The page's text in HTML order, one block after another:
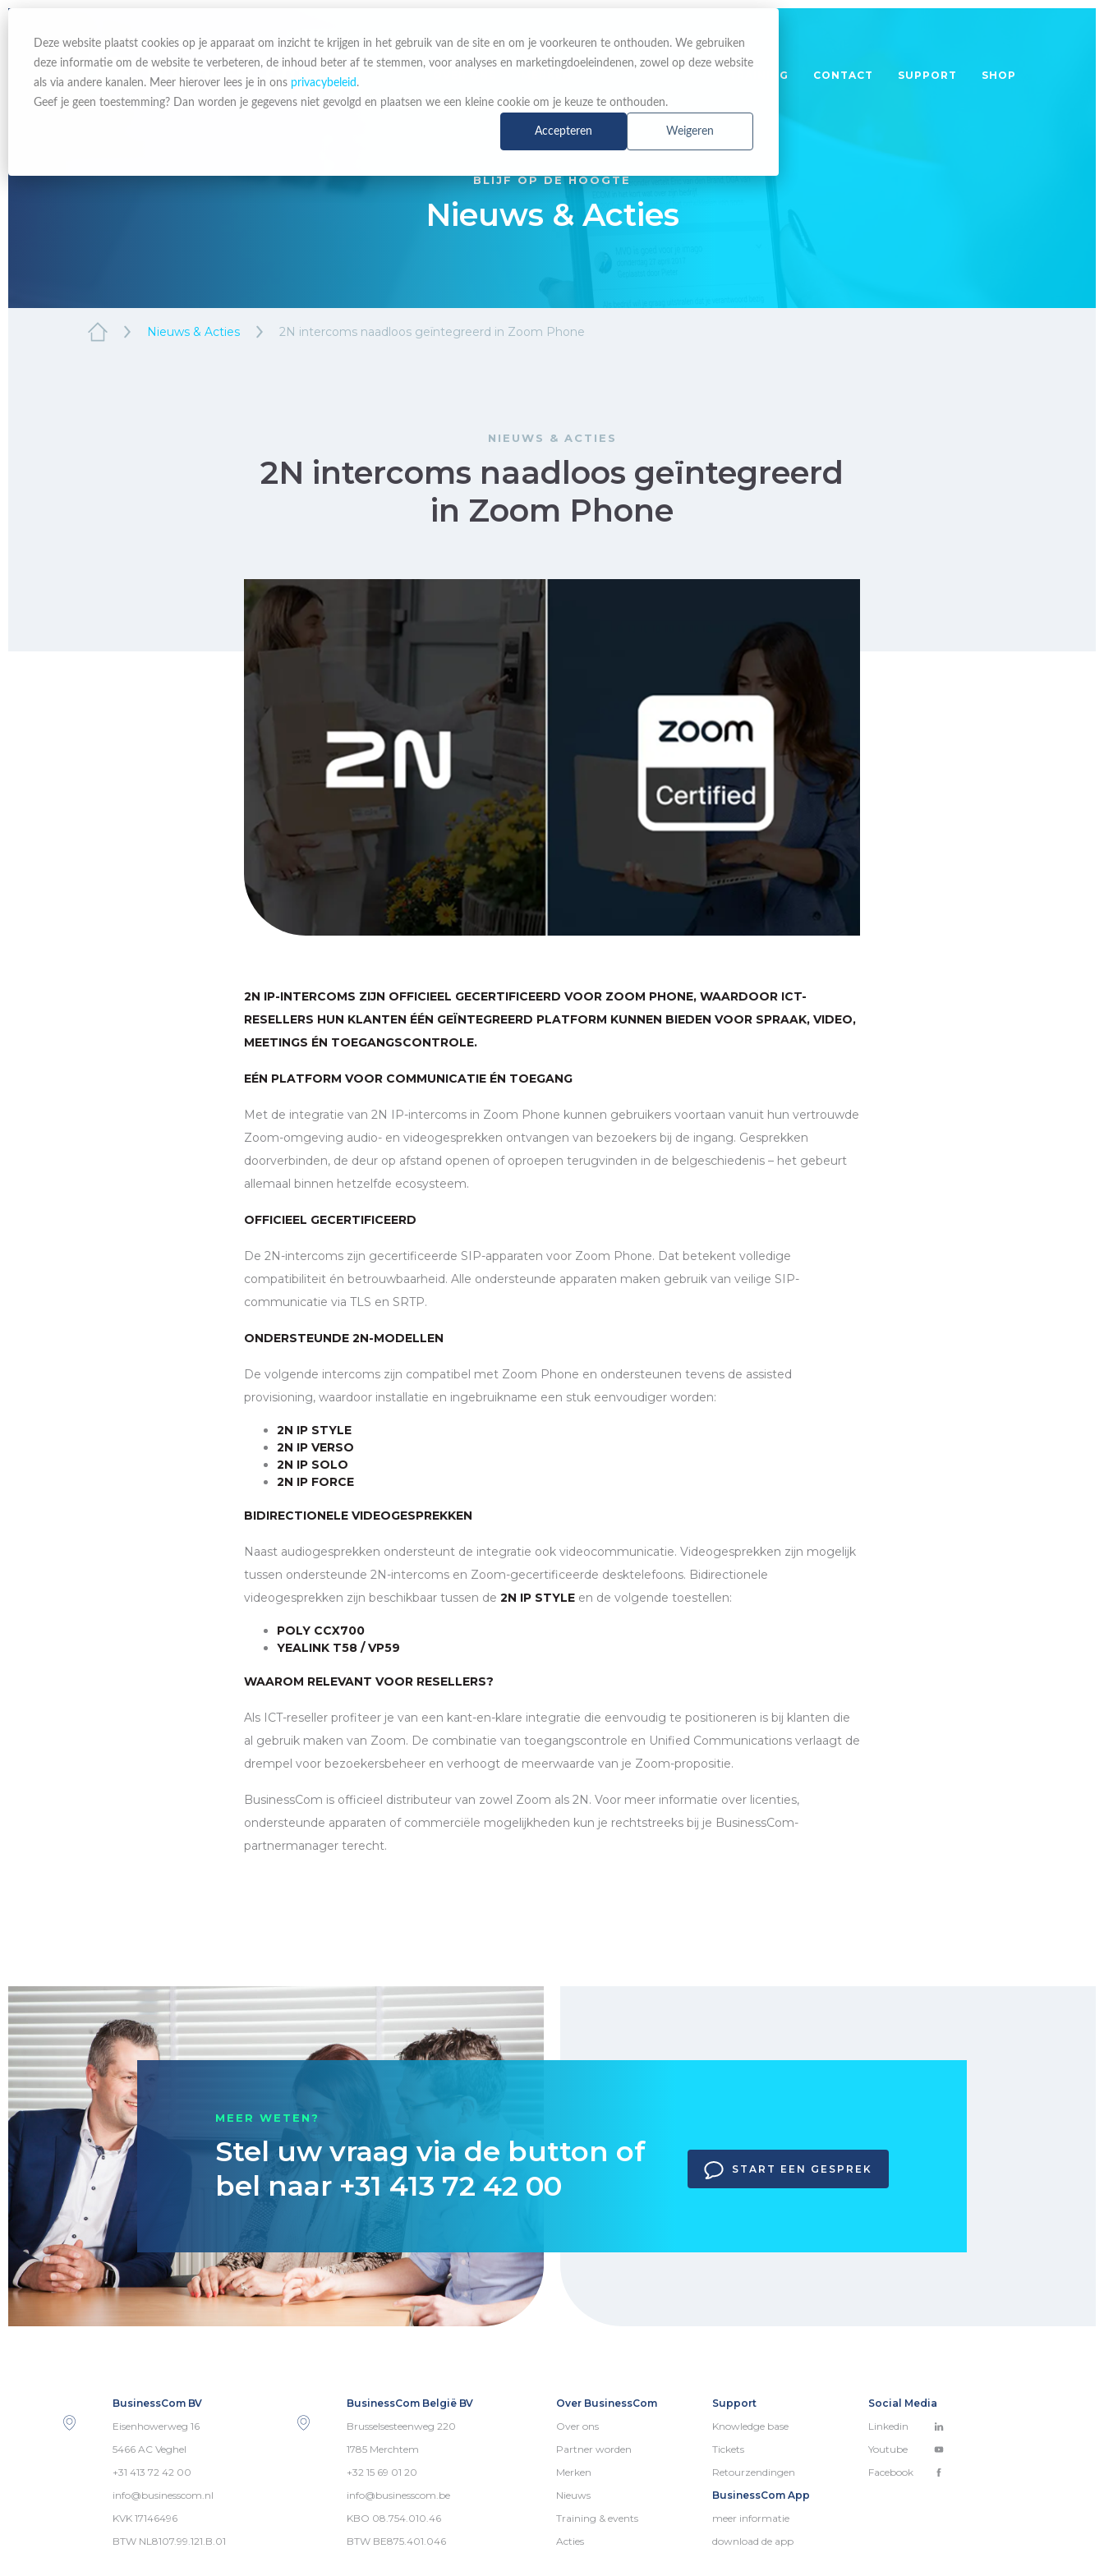
Deze website plaatst cookies op je apparaat om inzicht te krijgen in het gebruik van de site en om je voorkeuren te onthouden. We gebruiken
deze informatie om de website te verbeteren, de inhoud beter af te stemmen, voor analyses en marketingdoeleindenen, zowel op deze website
als via andere kanalen. Meer hierover lees je in ons privacybeleid .
Geef je geen toestemming? Dan worden je gegevens niet gevolgd en plaatsen we een kleine cookie om je keuze te onthouden.
Accepteren Weigeren
TRAINING CONTACT SUPPORT SHOP
BLIJF OP DE HOOGTE
Nieuws & Acties
Nieuws & Acties 2N intercoms naadloos geïntegreerd in Zoom Phone
NIEUWS & ACTIES
2N intercoms naadloos geïntegreerd
in Zoom Phone
2N IP-INTERCOMS ZIJN OFFICIEEL GECERTIFICEERD VOOR ZOOM PHONE, WAARDOOR ICT-
RESELLERS HUN KLANTEN ÉÉN GEÏNTEGREERD PLATFORM KUNNEN BIEDEN VOOR SPRAAK, VIDEO,
MEETINGS ÉN TOEGANGSCONTROLE.
EÉN PLATFORM VOOR COMMUNICATIE ÉN TOEGANG
Met de integratie van 2N IP-intercoms in Zoom Phone kunnen gebruikers voortaan vanuit hun vertrouwde
Zoom-omgeving audio- en videogesprekken ontvangen van bezoekers bij de ingang. Gesprekken
doorverbinden, de deur op afstand openen of oproepen terugvinden in de belgeschiedenis – het gebeurt
allemaal binnen hetzelfde ecosysteem.
OFFICIEEL GECERTIFICEERD
De 2N-intercoms zijn gecertificeerde SIP-apparaten voor Zoom Phone. Dat betekent volledige
compatibiliteit én betrouwbaarheid. Alle ondersteunde apparaten maken gebruik van veilige SIP-
communicatie via TLS en SRTP.
ONDERSTEUNDE 2N-MODELLEN
De volgende intercoms zijn compatibel met Zoom Phone en ondersteunen tevens de assisted
provisioning, waardoor installatie en ingebruikname een stuk eenvoudiger worden:
2N IP STYLE
2N IP VERSO
2N IP SOLO
2N IP FORCE
BIDIRECTIONELE VIDEOGESPREKKEN
Naast audiogesprekken ondersteunt de integratie ook videocommunicatie. Videogesprekken zijn mogelijk
tussen ondersteunde 2N-intercoms en Zoom-gecertificeerde desktelefoons. Bidirectionele
videogesprekken zijn beschikbaar tussen de 2N IP STYLE en de volgende toestellen:
POLY CCX700
YEALINK T58 / VP59
WAAROM RELEVANT VOOR RESELLERS?
Als ICT-reseller profiteer je van een kant-en-klare integratie die eenvoudig te positioneren is bij klanten die
al gebruik maken van Zoom. De combinatie van toegangscontrole en Unified Communications verlaagt de
drempel voor bezoekersbeheer en verhoogt de meerwaarde van je Zoom-propositie.
BusinessCom is officieel distributeur van zowel Zoom als 2N. Voor meer informatie over licenties,
ondersteunde apparaten of commerciële mogelijkheden kun je rechtstreeks bij je BusinessCom-
partnermanager terecht.
MEER WETEN?
Stel uw vraag via de button of
bel naar +31 413 72 42 00
START EEN GESPREK
BusinessCom BV
Eisenhowerweg 16
5466 AC Veghel
+31 413 72 42 00
info@businesscom.nl
KVK 17146496
BTW NL8107.99.121.B.01
BusinessCom België BV
Brusselsesteenweg 220
1785 Merchtem
+32 15 69 01 20
info@businesscom.be
KBO 08.754.010.46
BTW BE875.401.046
Over BusinessCom
Over ons
Partner worden
Merken
Nieuws
Training & events
Acties
Support
Knowledge base
Tickets
Retourzendingen
BusinessCom App
meer informatie
download de app
Social Media
Linkedin
Youtube
Facebook